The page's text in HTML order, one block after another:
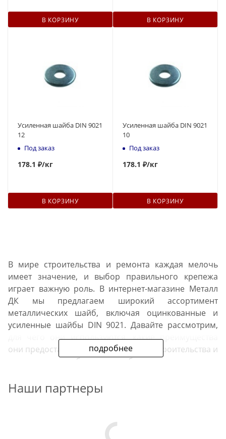
В КОРЗИНУ В КОРЗИНУ
Усиленная шайба DIN 9021
12
Под заказ
178.1 ₽/кг
В КОРЗИНУ
Усиленная шайба DIN 9021
10
Под заказ
178.1 ₽/кг
В КОРЗИНУ
подробнее
В мире строительства и ремонта каждая мелочь
имеет значение, и выбор правильного крепежа
играет важную роль. В интернет-магазине Металл
ДК мы предлагаем широкий ассортимент
металлических шайб, включая оцинкованные и
усиленные шайбы DIN 9021. Давайте рассмотрим,
для чего они используются, какие преимущества
они предоставляют и в каких сферах строительства и
ремонта они наиболее востребованы.
Для чего используются
Металлические шайбы - это важная составляющая
Наши партнеры